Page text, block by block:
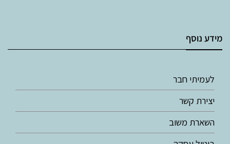
מידע נוסף
לעמיתי חבר
יצירת קשר
השארת משוב